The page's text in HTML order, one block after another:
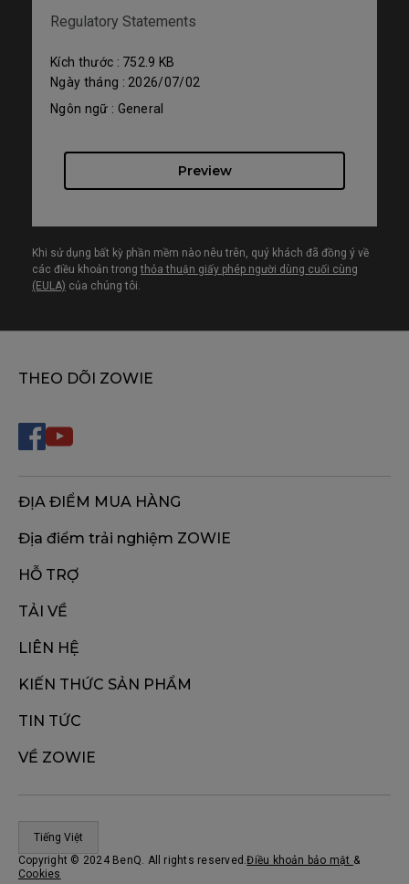
Regulatory Statements
Kích thước : 752.9 KB
Ngày tháng : 2026/07/02
Ngôn ngữ : General
Preview
Khi sử dụng bất kỳ phần mềm nào nêu trên, quý khách đã đồng ý về
các điều khoản trongthỏa thuận giấy phép người dùng cuối cùng
(EULA) của chúng tôi.
THEO DÕI ZOWIE
ĐỊA ĐIỂM MUA HÀNG
Địa điểm trải nghiệm ZOWIE
HỖ TRỢ
TẢI VỀ
LIÊN HỆ
KIẾN THỨC SẢN PHẨM
TIN TỨC
VỀ ZOWIE
Tiếng Việt
Copyright © 2024 BenQ. All rights reserved.Điều khoản bảo mật &
Cookies